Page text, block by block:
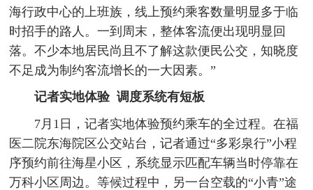
海行政中心的上班族，线上预约乘客数量明显多于临
时招手的路人。一到周末，整体客流便出现明显回
落。不少本地居民尚且不了解这款便民公交，知晓度
不足成为制约客流增长的一大因素。”
记者实地体验 调度系统有短板
7月1日，记者实地体验预约乘车的全过程。在福
医二院东海院区公交站台，记者通过“多彩泉行”小程
序预约前往海星小区，系统显示匹配车辆当时停靠在
万科小区周边。等候过程中，另一台空载的“小青”途